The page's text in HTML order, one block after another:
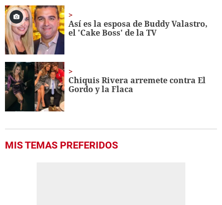
Así es la esposa de Buddy Valastro,
el 'Cake Boss' de la TV
Chiquis Rivera arremete contra El
Gordo y la Flaca
MIS TEMAS PREFERIDOS